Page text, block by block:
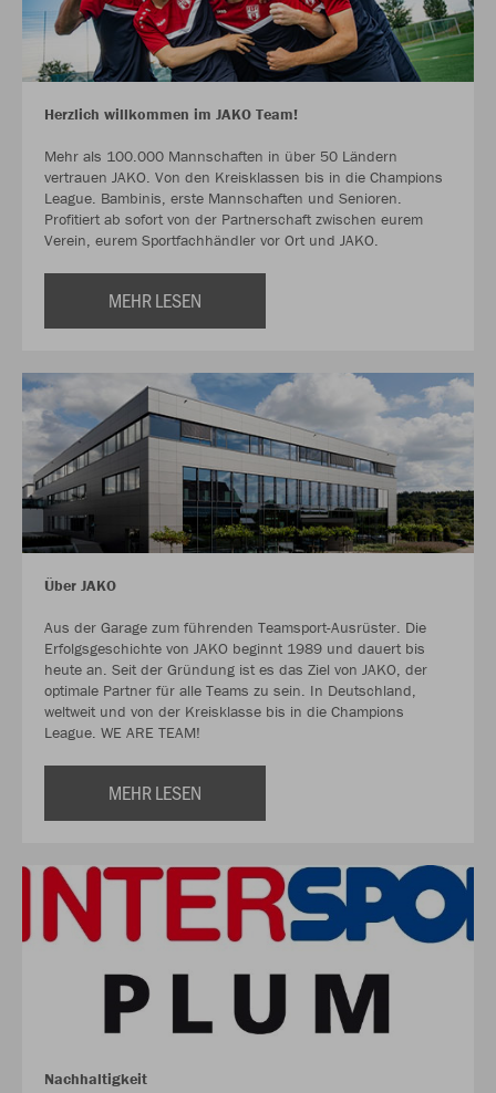
Herzlich willkommen im JAKO Team!
Mehr als 100.000 Mannschaften in über 50 Ländern
vertrauen JAKO. Von den Kreisklassen bis in die Champions
League. Bambinis, erste Mannschaften und Senioren.
Profitiert ab sofort von der Partnerschaft zwischen eurem
Verein, eurem Sportfachhändler vor Ort und JAKO.
MEHR LESEN
Über JAKO
Aus der Garage zum führenden Teamsport-Ausrüster. Die
Erfolgsgeschichte von JAKO beginnt 1989 und dauert bis
heute an. Seit der Gründung ist es das Ziel von JAKO, der
optimale Partner für alle Teams zu sein. In Deutschland,
weltweit und von der Kreisklasse bis in die Champions
League. WE ARE TEAM!
MEHR LESEN
Nachhaltigkeit